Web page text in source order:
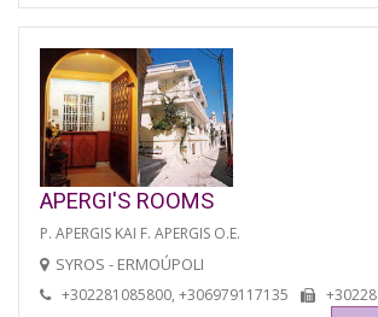
APERGI'S ROOMS
P. APERGIS KAI F. APERGIS O.E.
SYROS - ERMOÚPOLI
+302281085800, +306979117135